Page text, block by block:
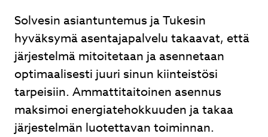
Solvesin asiantuntemus ja Tukesin
hyväksymä asentajapalvelu takaavat, että
järjestelmä mitoitetaan ja asennetaan
optimaalisesti juuri sinun kiinteistösi
tarpeisiin. Ammattitaitoinen asennus
maksimoi energiatehokkuuden ja takaa
järjestelmän luotettavan toiminnan.